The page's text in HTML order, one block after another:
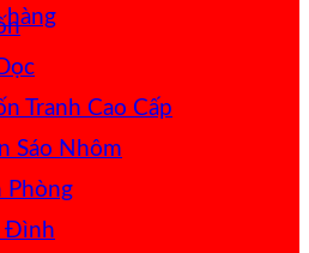
hàng
Tranh Cao Cấp
Sáo Nhôm
Phòng
Đình